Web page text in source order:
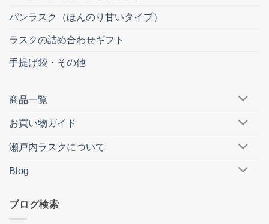
パンラスク（ほんのり甘いタイプ）
ラスクの詰め合わせギフト
手提げ袋・その他
商品一覧
お買い物ガイド
瀬戸内ラスクについて
Blog
ブログ検索